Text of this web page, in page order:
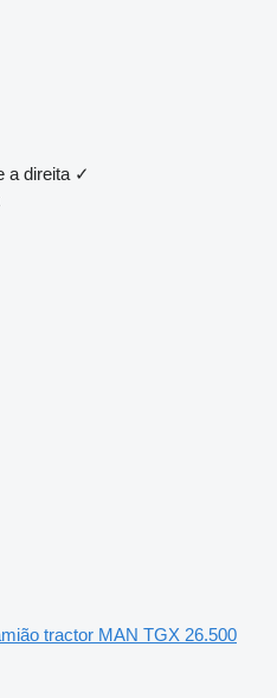
a direita ✓
tractor MAN TGX 26.500